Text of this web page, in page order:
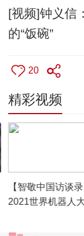
[视频]钟义信
的“饭碗”
20
精彩视频
【智敬中国访谈录
2021世界机器人
能时代下的工业机